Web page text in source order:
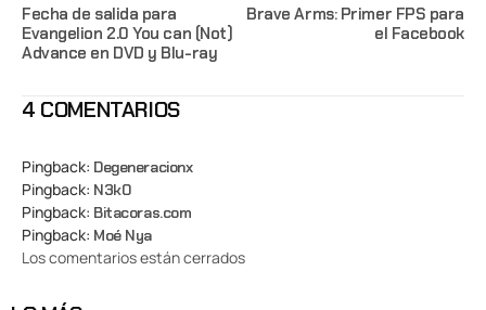
Fecha de salida para
Evangelion 2.0 You can (Not)
Advance en DVD y Blu-ray
Brave Arms: Primer FPS para
el Facebook
4 COMENTARIOS
Pingback: Degeneracionx
Pingback: N3k0
Pingback: Bitacoras.com
Pingback: Moé Nya
Los comentarios están cerrados